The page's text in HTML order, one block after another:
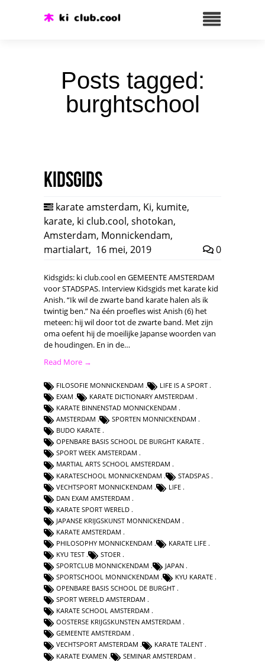
Posts tagged:
burghtschool
Kidsgids
karate amsterdam, Ki, kumite,
karate, ki club.cool, shotokan,
Amsterdam, Monnickendam,
martialart, 16 mei, 2019 0
Kidsgids: ki club.cool en GEMEENTE AMSTERDAM
voor STADSPAS. Interview Kidsgids met karate kid
Anish. “Ik wil de zwarte band karate halen als ik
twintig ben.” Na één proefles wist Anish (6) het
meteen: hij wil door tot de zwarte band. Met zijn
oma oefent hij de moeilijke Japanse woorden van
de houdingen. En in de…
Read More →
FILOSOFIE MONNICKENDAM
LIFE IS A SPORT
EXAM
KARATE DICTIONARY AMSTERDAM
KARATE BINNENSTAD MONNICKENDAM
AMSTERDAM
SPORTEN MONNICKENDAM
BUDO KARATE
OPENBARE BASIS SCHOOL DE BURGHT KARATE
SPORT WEEK AMSTERDAM
MARTIAL ARTS SCHOOL AMSTERDAM
KARATESCHOOL MONNICKENDAM
STADSPAS
VECHTSPORT MONNICKENDAM
LIFE
DAN EXAM AMSTERDAM
KARATE SPORT WERELD
JAPANSE KRIJGSKUNST MONNICKENDAM
KARATE AMSTERDAM
PHILOSOPHY MONNICKENDAM
KARATE LIFE
KYU TEST
STOER
SPORTCLUB MONNICKENDAM
JAPAN
SPORTSCHOOL MONNICKENDAM
KYU KARATE
OPENBARE BASIS SCHOOL DE BURGHT
SPORT WERELD AMSTERDAM
KARATE SCHOOL AMSTERDAM
OOSTERSE KRIJGSKUNSTEN AMSTERDAM
GEMEENTE AMSTERDAM
VECHTSPORT AMSTERDAM
KARATE TALENT
KARATE EXAMEN
SEMINAR AMSTERDAM